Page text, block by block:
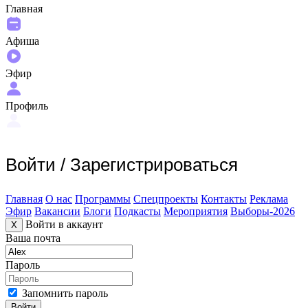
Главная
Афиша
Эфир
Профиль
Войти / Зарегистрироваться
Главная О нас Программы Спецпроекты Контакты Реклама
Эфир Вакансии Блоги Подкасты Мероприятия Выборы-2026
X
Войти в аккаунт
Ваша почта
Пароль
Запомнить пароль